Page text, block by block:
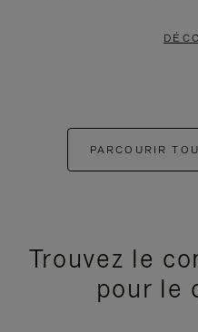
PARCOURIR
Trouvez le
pour le